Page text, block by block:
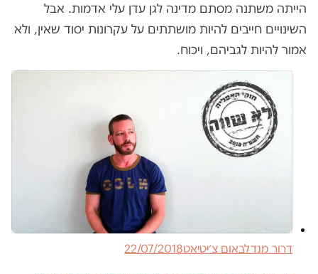
הייתה משתנה מסתם מדינה לגן עדן עלי אדמות. אבל
השינויים חייבים להיות מושתתים על עקרונות יסוד שאין, ולא
אמור להיות לגביהם, ויכוח.
דרור מנדלבאום צ׳יטיאט22/07/2018